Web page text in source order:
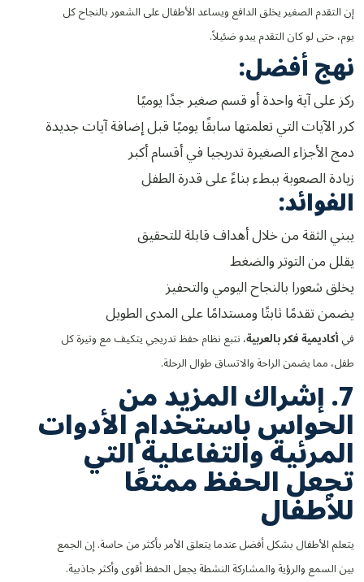
إن التقدم الصغير يخلق الدافع ويساعد الأطفال على الشعور بالنجاح كل
يوم، حتى لو كان التقدم يبدو ضئيلاً.
نهج أفضل:
ركز على آية واحدة أو قسم صغير جدًا يوميًا
كرر الآيات التي تعلمتها سابقًا يوميًا قبل إضافة آيات جديدة
دمج الأجزاء الصغيرة تدريجيا في أقسام أكبر
زيادة الصعوبة ببطء بناءً على قدرة الطفل
الفوائد:
يبني الثقة من خلال أهداف قابلة للتحقيق
يقلل من التوتر والضغط
يخلق شعورا بالنجاح اليومي والتحفيز
يضمن تقدمًا ثابتًا ومستدامًا على المدى الطويل
فيأكاديمية فكر بالعربية، نتبع نظام حفظ تدريجي يتكيف مع وتيرة كل
طفل، مما يضمن الراحة والاتساق طوال الرحلة.
7. إشراك المزيد من
الحواس باستخدام الأدوات
المرئية والتفاعلية التي
تجعل الحفظ ممتعًا
للأطفال
يتعلم الأطفال بشكل أفضل عندما يتعلق الأمر بأكثر من حاسة. إن الجمع
بين السمع والرؤية والمشاركة النشطة يجعل الحفظ أقوى وأكثر جاذبية.